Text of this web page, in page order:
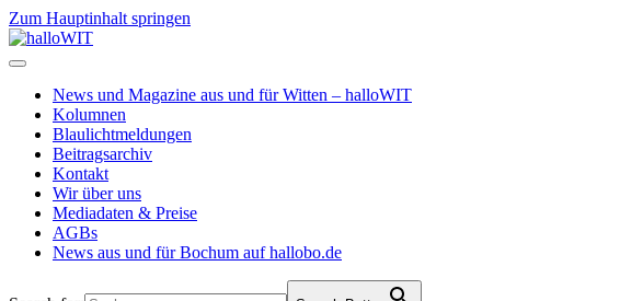
Zum Hauptinhalt springen
News und Magazine aus und für Witten – halloWIT
Kolumnen
Blaulichtmeldungen
Beitragsarchiv
Kontakt
Wir über uns
Mediadaten & Preise
AGBs
News aus und für Bochum auf hallobo.de